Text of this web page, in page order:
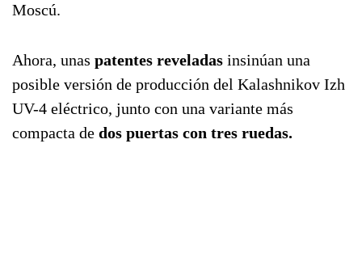
Moscú.
Ahora, unas patentes reveladas insinúan una
posible versión de producción del Kalashnikov Izh
UV-4 eléctrico, junto con una variante más
compacta de dos puertas con tres ruedas.